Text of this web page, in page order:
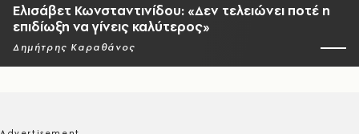
Ελισάβετ Κωνσταντινίδου: «Δεν τελειώνει ποτέ η
επιδίωξη να γίνεις καλύτερος»
Δημήτρης Καραθάνος